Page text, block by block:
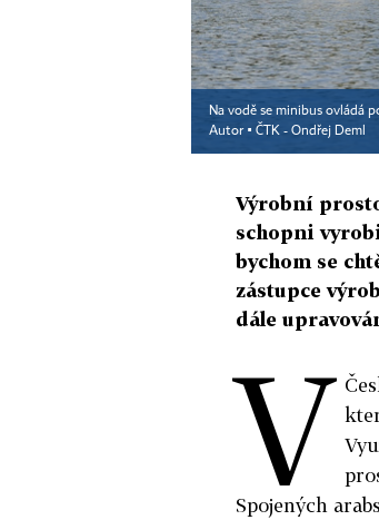
Na vodě se minibus ovládá
Autor ▪ ČTK - Ondřej Deml
Výrobní
schopni
bychom se
zástupce
dále
V
Spojených